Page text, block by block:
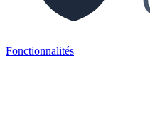
Fonctionnalités